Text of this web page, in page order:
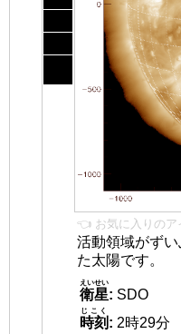
👈 お気に入りのア
活動領域がず
た太陽です。
衛星
えいせい
: SDO
時刻
じこく
: 2時29分